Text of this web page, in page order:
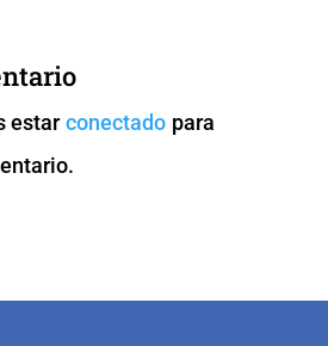
A
p
p k
er
estarconectado para